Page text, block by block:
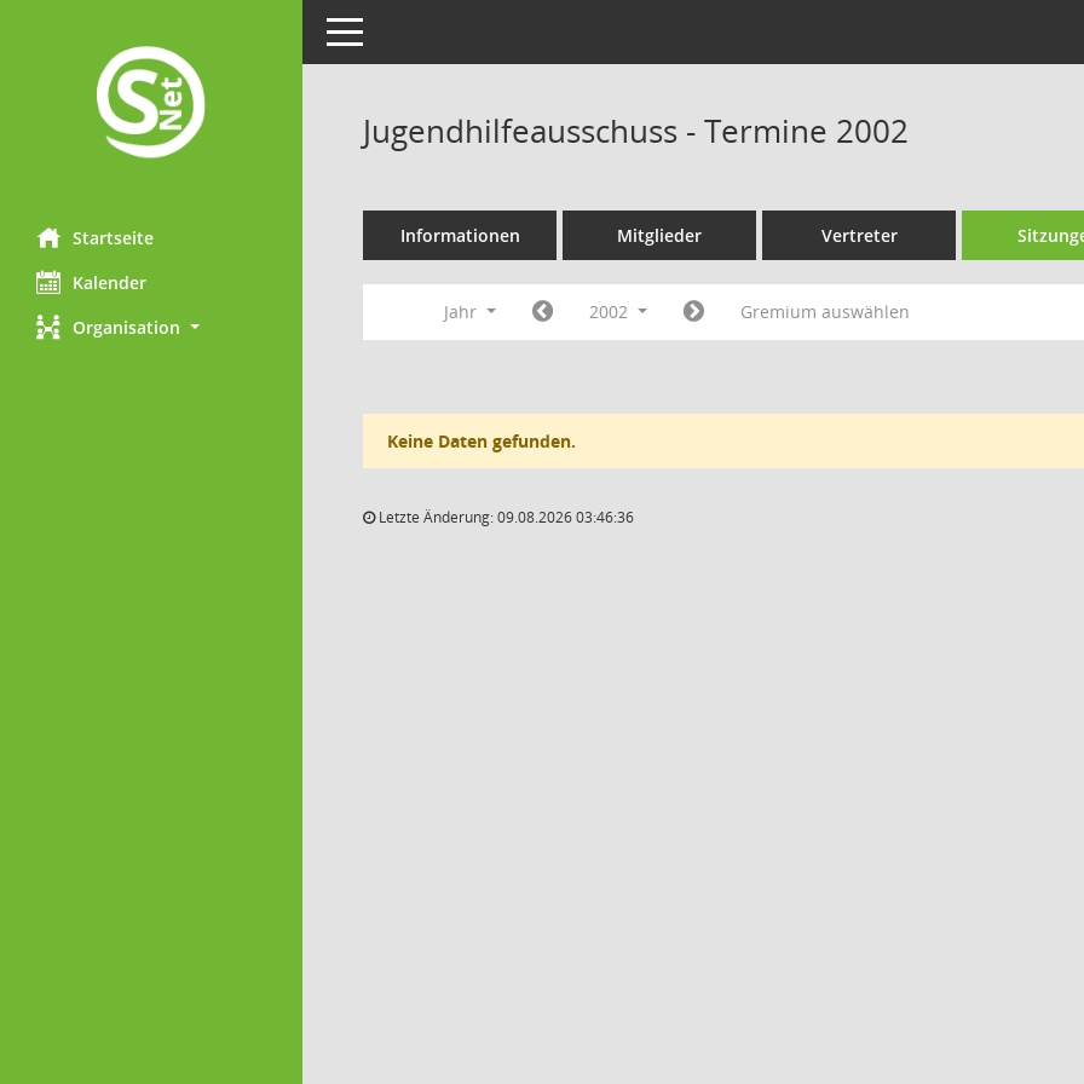
Startseite
Kalender
Organisation
Toggle navigation
Jugendhilfeausschuss - Termine 2002
Informationen Mitglieder Vertreter
Jahr 2002 Gremium auswählen
Keine Daten gefunden.
Letzte Änderung: 09.08.2026 03:46:36